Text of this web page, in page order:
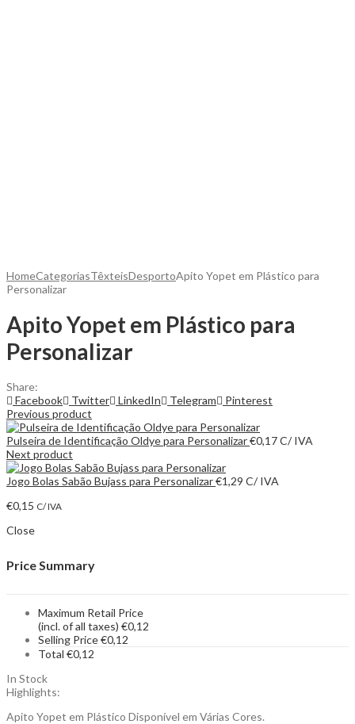
HomeCategoriasTêxteisDesportoApito Yopet em Plástico para
Personalizar
Apito Yopet em Plástico para
Personalizar
Share:
Facebook
Twitter LinkedIn Telegram
Pinterest
Previous product
Pulseira de Identificação Oldye para Personalizar€0,17C/ IVA
Next product
Jogo Bolas Sabão Bujass para Personalizar€1,29 C/ IVA
€0,15 C/ IVA
Close
Price Summary
Maximum Retail Price
(incl. of all taxes) €0,12
Selling Price€0,12
Total €0,12
In Stock
Highlights:
Apito Yopet em Plástico Disponível em Várias Cores.